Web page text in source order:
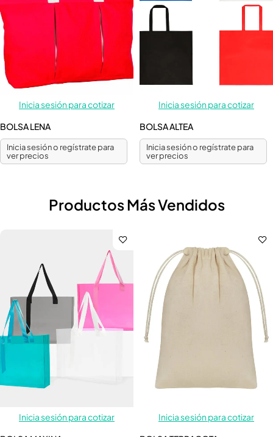
Inicia sesión para cotizar
BOLSA LENA
Inicia sesión o regístrate para
ver precios
Inicia sesión para cotizar
BOLSA ALTEA
Inicia sesión o regístrate para
ver precios
Productos Más Vendidos
Inicia sesión para cotizar
Inicia sesión para cotizar